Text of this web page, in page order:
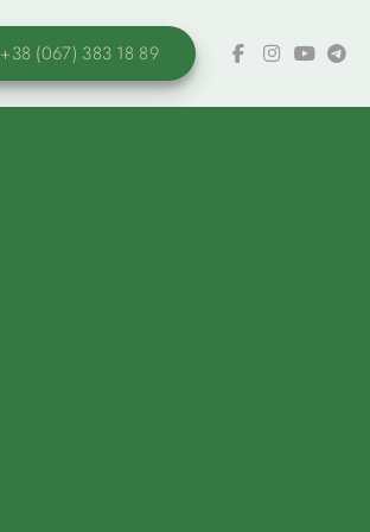
+38 (067) 383 18 89